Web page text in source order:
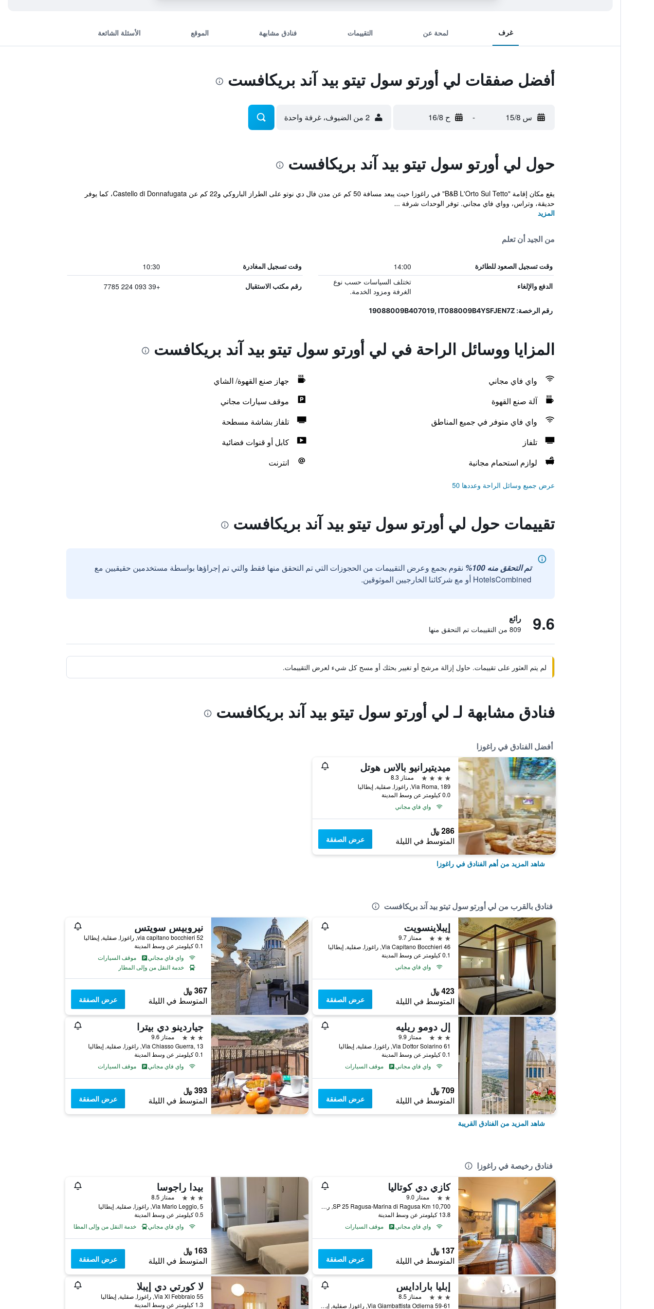
غرف لمحة عن التقييمات فنادق مشابهة الموقع الأسئلة الشائعة
أفضل صفقات لي أورتو سول تيتو بيد آند بريكافست
س 15/8 - ح 16/8 2 من الضيوف، غرفة واحدة
حول لي أورتو سول تيتو بيد آند بريكافست
يقع مكان إقامة "B&B L'Orto Sul Tetto" في راغوزا حيث يبعد مسافة 50 كم عن مدن فال دي نوتو على الطراز الباروكي و22 كم عن Castello di Donnafugata، كما يوفر
حديقة، وتراس، وواي فاي مجاني. توفر الوحدات شرفة ...
المزيد
من الجيد أن تعلم
وقت تسجيل الصعود للطائرة 14:00 وقت تسجيل المغادرة 10:30
الدفع والإلغاء
تختلف السياسات حسب نوع
الغرفة ومزود الخدمة.
رقم مكتب الاستقبال +39 093 224 7785
رقم الرخصة: 19088009B407019, IT088009B4YSFJEN7Z
المزايا ووسائل الراحة في لي أورتو سول تيتو بيد آند بريكافست
واي فاي مجاني
جهاز صنع القهوة/ الشاي
آلة صنع القهوة
موقف سيارات مجاني
واي فاي متوفر في جميع المناطق
تلفاز بشاشة مسطحة
تلفاز
كابل أو قنوات فضائية
لوازم استحمام مجانية
انترنت
عرض جميع وسائل الراحة وعددها 50
تقييمات حول لي أورتو سول تيتو بيد آند بريكافست
تم التحقق منه 100%
نقوم بجمع وعرض التقييمات من الحجوزات التي تم التحقق منها فقط والتي تم إجراؤها بواسطة مستخدمين حقيقيين مع
HotelsCombined أو مع شركائنا الخارجيين الموثوقين.
9.6 رائع
809 من التقييمات تم التحقق منها
لم يتم العثور على تقييمات. حاول إزالة مرشح أو تغيير بحثك أو مسح كل شيء لعرض التقييمات.
فنادق مشابهة لـ لي أورتو سول تيتو بيد آند بريكافست
أفضل الفنادق في راغوزا
ميديتيرانيو بالاس هوتل
4 نجوم
ممتاز 8.3
Via Roma, 189, راغوزا, صقلية, إيطاليا
0.0 كيلومتر عن وسط المدينة
واي فاي مجاني
286 ﷼
المتوسط في الليلة عرض الصفقة
شاهد المزيد من أهم الفنادق في راغوزا
فنادق بالقرب من لي أورتو سول تيتو بيد آند بريكافست
إيبلاينسويت
3 نجوم
ممتاز 9.7
Via Capitano Bocchieri 46, راغوزا, صقلية, إيطاليا
0.1 كيلومتر عن وسط المدينة
واي فاي مجاني
423 ﷼
المتوسط في الليلة عرض الصفقة
نيروبيس سويتس
via capitano bocchieri 52, راغوزا, صقلية, إيطاليا
0.1 كيلومتر عن وسط المدينة
واي فاي مجاني
موقف السيارات
خدمة النقل من وإلى المطار
367 ﷼
المتوسط في الليلة عرض الصفقة
إل دومو ريليه
3 نجوم
ممتاز 9.9
Via Dottor Solarino 61, راغوزا, صقلية, إيطاليا
0.1 كيلومتر عن وسط المدينة
واي فاي مجاني
موقف السيارات
709 ﷼
المتوسط في الليلة عرض الصفقة
جياردينو دي بيترا
3 نجوم
ممتاز 9.6
Via Chiasso Guerra, 13, راغوزا, صقلية, إيطاليا
0.1 كيلومتر عن وسط المدينة
واي فاي مجاني
موقف السيارات
393 ﷼
المتوسط في الليلة عرض الصفقة
شاهد المزيد من الفنادق القريبة
فنادق رخيصة في راغوزا
كازي دي كوتاليا
2 نجمتين
ممتاز 9.0
SP 25 Ragusa-Marina di Ragusa Km 10,700, راغوزا, صقلية, إيطاليا
13.8 كيلومتر عن وسط المدينة
واي فاي مجاني
موقف السيارات
137 ﷼
المتوسط في الليلة عرض الصفقة
بيدا راجوسا
3 نجوم
ممتاز 8.5
Via Mario Leggio, 5, راغوزا, صقلية, إيطاليا
0.5 كيلومتر عن وسط المدينة
واي فاي مجاني
خدمة النقل من وإلى المطار
163 ﷼
المتوسط في الليلة عرض الصفقة
إبليا بارادايس
3 نجوم
ممتاز 8.5
Via Giambattista Odierna 59-61, راغوزا, صقلية, إيطاليا
لا كورتي دي إيبلا
Via XI Febbraio 55, راغوزا, صقلية, إيطاليا
1.3 كيلومتر عن وسط المدينة